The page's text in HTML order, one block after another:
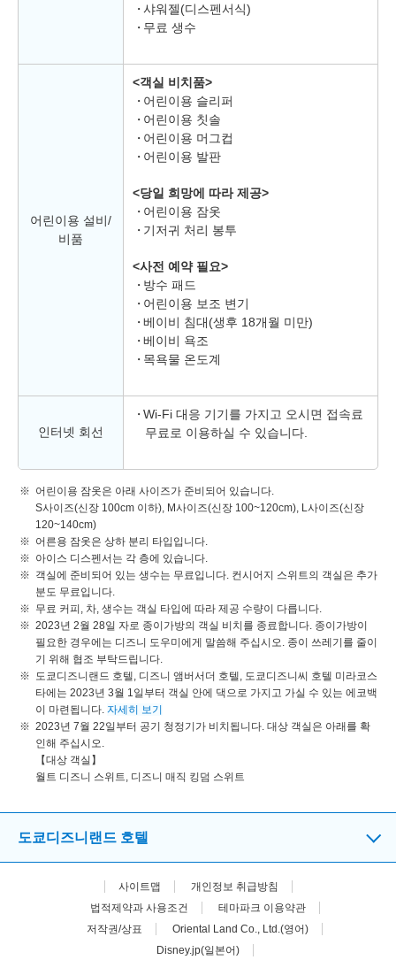
샤워젤(디스펜서식)
무료 생수
어린이용 설비/
비품
<객실 비치품>
어린이용 슬리퍼
어린이용 칫솔
어린이용 머그컵
어린이용 발판
<당일 희망에 따라 제공>
어린이용 잠옷
기저귀 처리 봉투
<사전 예약 필요>
방수 패드
어린이용 보조 변기
베이비 침대(생후 18개월 미만)
베이비 욕조
목욕물 온도계
인터넷 회선
Wi-Fi 대응 기기를 가지고 오시면 접속료
무료로 이용하실 수 있습니다.
어린이용 잠옷은 아래 사이즈가 준비되어 있습니다.
S사이즈(신장 100cm 이하), M사이즈(신장 100~120cm), L사이즈(신장
120~140cm)
어른용 잠옷은 상하 분리 타입입니다.
아이스 디스펜서는 각 층에 있습니다.
객실에 준비되어 있는 생수는 무료입니다. 컨시어지 스위트의 객실은 추가
분도 무료입니다.
무료 커피, 차, 생수는 객실 타입에 따라 제공 수량이 다릅니다.
2023년 2월 28일 자로 종이가방의 객실 비치를 종료합니다. 종이가방이
필요한 경우에는 디즈니 도우미에게 말씀해 주십시오. 종이 쓰레기를 줄이
기 위해 협조 부탁드립니다.
도쿄디즈니랜드 호텔, 디즈니 앰버서더 호텔, 도쿄디즈니씨 호텔 미라코스
타에는 2023년 3월 1일부터 객실 안에 댁으로 가지고 가실 수 있는 에코백
이 마련됩니다. 자세히 보기
2023년 7월 22일부터 공기 청정기가 비치됩니다. 대상 객실은 아래를 확
인해 주십시오.
【대상 객실】
월트 디즈니 스위트, 디즈니 매직 킹덤 스위트
도쿄디즈니랜드 호텔
사이트맵
개인정보 취급방침
법적제약과 사용조건
테마파크 이용약관
저작권/상표
Oriental Land Co., Ltd.(영어)
Disney.jp(일본어)